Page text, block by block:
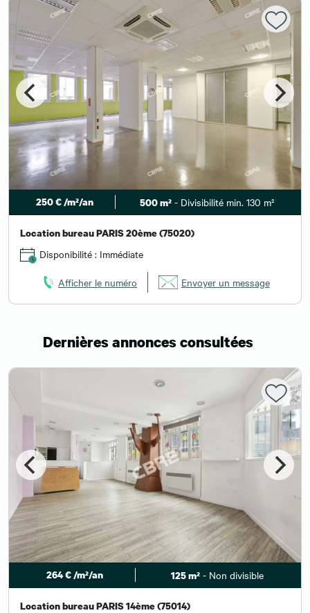
250 € /m²/an 500 m² - Divisibilité min. 130 m²
Location bureau PARIS 20ème (75020)
Disponibilité : Immédiate
Afficher le numéro Envoyer un message
Dernières annonces consultées
264 € /m²/an 125 m² - Non divisible
Location bureau PARIS 14ème (75014)